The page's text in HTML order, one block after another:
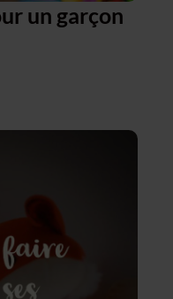
un garçon